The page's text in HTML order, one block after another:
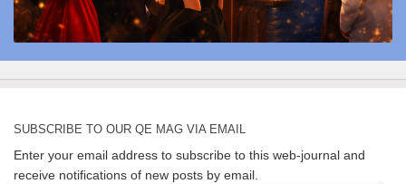
SUBSCRIBE TO OUR QE MAG VIA EMAIL
Enter your email address to subscribe to this web-journal and
receive notifications of new posts by email.